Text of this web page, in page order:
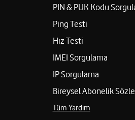
PIN & PUK Kodu
Ping Testi
Hız Testi
IMEI Sorgulama
IP Sorgulama
Bireysel Abonelik
Tüm Yardım